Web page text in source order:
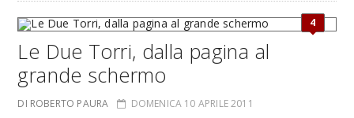
4
Le Due Torri, dalla pagina al
grande schermo
DI ROBERTO PAURA DOMENICA 10 APRILE 2011